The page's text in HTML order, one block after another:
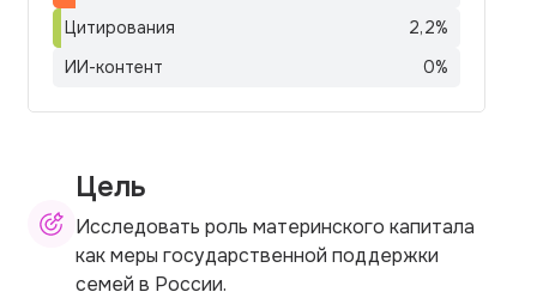
Цитирования
2,2%
ИИ-контент
0%
Цель
Исследовать роль материнского капитала
как меры государственной поддержки
семей в России.